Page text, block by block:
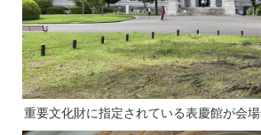
重要文化財に指定されている表慶館が会場